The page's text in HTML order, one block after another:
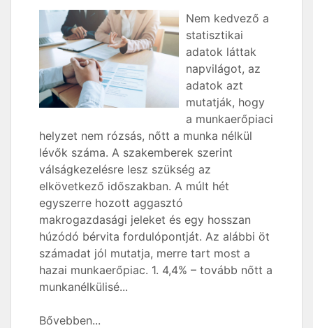
Nem kedvező a
statisztikai
adatok láttak
napvilágot, az
adatok azt
mutatják, hogy
a munkaerőpiaci
helyzet nem rózsás, nőtt a munka nélkül
lévők száma. A szakemberek szerint
válságkezelésre lesz szükség az
elkövetkező időszakban. A múlt hét
egyszerre hozott aggasztó
makrogazdasági jeleket és egy hosszan
húzódó bérvita fordulópontját. Az alábbi öt
számadat jól mutatja, merre tart most a
hazai munkaerőpiac. 1. 4,4% – tovább nőtt a
munkanélkülisé...
Bővebben...